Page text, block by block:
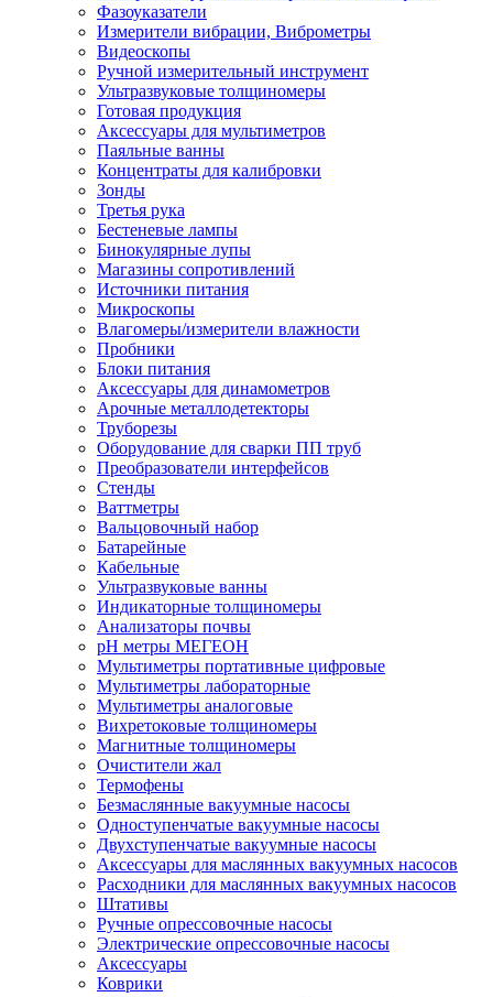
Фазоуказатели
Измерители вибрации, Виброметры
Видеоскопы
Ручной измерительный инструмент
Ультразвуковые толщиномеры
Готовая продукция
Аксессуары для мультиметров
Паяльные ванны
Концентраты для калибровки
Зонды
Третья рука
Бестеневые лампы
Бинокулярные лупы
Магазины сопротивлений
Источники питания
Микроскопы
Влагомеры/измерители влажности
Пробники
Блоки питания
Аксессуары для динамометров
Арочные металлодетекторы
Труборезы
Оборудование для сварки ПП труб
Преобразователи интерфейсов
Стенды
Ваттметры
Вальцовочный набор
Батарейные
Кабельные
Ультразвуковые ванны
Индикаторные толщиномеры
Анализаторы почвы
рН метры МЕГЕОН
Мультиметры портативные цифровые
Мультиметры лабораторные
Мультиметры аналоговые
Вихретоковые толщиномеры
Магнитные толщиномеры
Очистители жал
Термофены
Безмаслянные вакуумные насосы
Одноступенчатые вакуумные насосы
Двухступенчатые вакуумные насосы
Аксессуары для маслянных вакуумных насосов
Расходники для маслянных вакуумных насосов
Штативы
Ручные опрессовочные насосы
Электрические опрессовочные насосы
Аксессуары
Коврики